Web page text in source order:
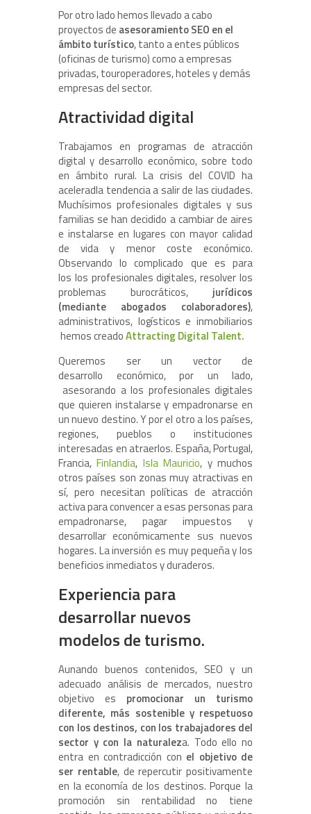
Por otro lado hemos llevado a cabo
proyectos de asesoramiento SEO en el
ámbito turístico, tanto a entes públicos
(oficinas de turismo) como a empresas
privadas, touroperadores, hoteles y demás
empresas del sector.
Atractividad digital
Trabajamos en programas de atracción
digital y desarrollo económico, sobre todo
en ámbito rural. La crisis del COVID ha
aceleradla tendencia a salir de las ciudades.
Muchísimos profesionales digitales y sus
familias se han decidido a cambiar de aires
e instalarse en lugares con mayor calidad
de vida y menor coste económico.
Observando lo complicado que es para
los los profesionales digitales, resolver los
problemas burocráticos, jurídicos
(mediante abogados colaboradores),
administrativos, logísticos e inmobiliarios
hemos creadoAttracting Digital Talent.
Queremos ser un vector de
desarrollo económico, por un lado,
asesorando a los profesionales digitales
que quieren instalarse y empadronarse en
un nuevo destino. Y por el otro a los países,
regiones, pueblos o instituciones
interesadas en atraerlos. España, Portugal,
Francia,Finlandia, Isla Mauricio, y muchos
otros países son zonas muy atractivas en
sí, pero necesitan políticas de atracción
activa para convencer a esas personas para
empadronarse, pagar impuestos y
desarrollar económicamente sus nuevos
hogares. La inversión es muy pequeña y los
beneficios inmediatos y duraderos.
Experiencia para
desarrollar nuevos
modelos de turismo.
Aunando buenos contenidos, SEO y un
adecuado análisis de mercados, nuestro
objetivo es promocionar un turismo
diferente, más sostenible y respetuoso
con los destinos, con los trabajadores del
sector y con la naturaleza. Todo ello no
entra en contradicción con el objetivo de
ser rentable, de repercutir positivamente
en la economía de los destinos. Porque la
promoción sin rentabilidad no tiene